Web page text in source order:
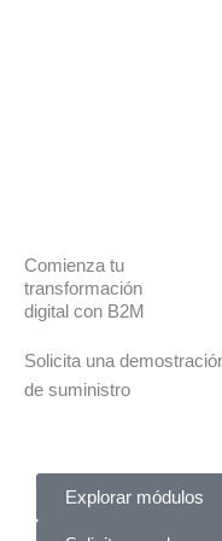
Comienza tu
transformación
digital con B2M
Solicita una
de suministro
Explorar módulos